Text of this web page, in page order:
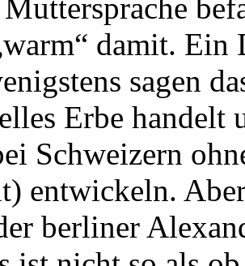
Muttersprache
damit.
sagen
Erbe handelt
Schweizern
entwickeln.
berliner